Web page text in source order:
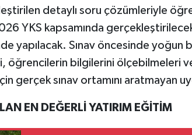
detaylı soru çözümleriyle
YKS kapsamında gerçekleştirilecek
yapılacak. Sınav öncesinde yoğun
öğrencilerin bilgilerini ölçebilmeleri
gerçek sınav ortamını aratmayan
EN DEĞERLİ YATIRIM EĞİTİM